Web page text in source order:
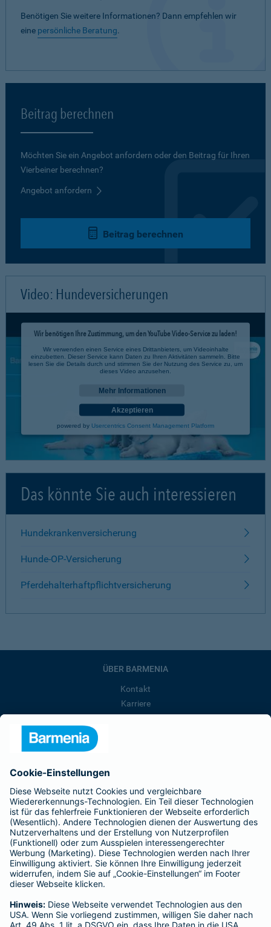
Benötigen Sie weitere Informationen? Dann empfehlen wir
eine persönliche Beratung.
Beitrag berechnen
Möchten Sie ein Angebot anfordern oder den Beitrag für Ihren
Vierbeiner berechnen?
Angebot anfordern
Beitrag berechnen
Video: Hundeversicherungen
Wir benötigen Ihre Zustimmung, um den YouTube Video-Service zu laden!
Wir verwenden einen Service eines Drittanbieters, um Videoinhalte
einzubetten. Dieser Service kann Daten zu Ihren Aktivitäten sammeln. Bitte
lesen Sie die Details durch und stimmen Sie der Nutzung des Service zu, um
dieses Video anzusehen.
Mehr Informationen
Akzeptieren
powered by Usercentrics Consent Management Platform
Das könnte Sie auch interessieren
Hundekrankenversicherung
Hunde-OP-Versicherung
Pferdehalterhaftpflichtversicherung
ÜBER BARMENIA
Kontakt
Karriere
Barmenia ist Teil der BarmeniaGothaer
BELIEBTE SEITEN
Kranken-Zusatzversicherung
Tierversicherungen
Haftpflichtversicherung
Hausratversicherung
Adresse ändern